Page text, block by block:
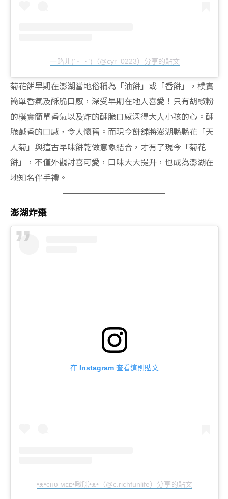
‍一路ㄦ(´･_･`)（@cyr_0223）分享的貼文
菊花餅早期在澎湖當地俗稱為「油餅」或「香餅」，樸實
簡單香氣及酥脆口感，深受早期在地人喜愛！只有胡椒粉
的樸實簡單香氣以及炸的酥脆口感深得大人小孩的心。酥
脆鹹香的口感，令人懷舊。而現今餅舖將澎湖縣縣花「天
人菊」與這古早味餅乾做意象結合，才有了現今「菊花
餅」，不僅外觀討喜可愛，口味大大提升，也成為澎湖在
地知名伴手禮。
澎湖炸棗
在 Instagram 查看這則貼文
•ᴥ•ᴄʜᴜ ᴍᴇᴇ•啾咪•ᴥ•（@c.richfunlife）分享的貼文